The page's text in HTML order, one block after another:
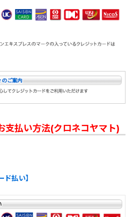
支払い方法(クロネコヤマト)
払い】